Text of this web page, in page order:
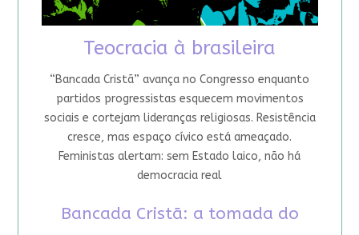
Teocracia à brasileira
“Bancada Cristã” avança no Congresso enquanto
partidos progressistas esquecem movimentos
sociais e cortejam lideranças religiosas. Resistência
cresce, mas espaço cívico está ameaçado.
Feministas alertam: sem Estado laico, não há
democracia real
Bancada Cristã: a tomada do